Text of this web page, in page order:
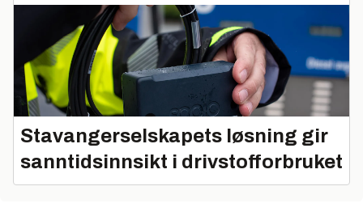
Stavangerselskapets løsning gir
sanntidsinnsikt i drivstofforbruket